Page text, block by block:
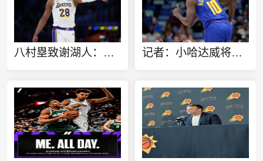
八村塁致谢湖人：感谢这三年的支持 我将永远铭记一起创造的回忆 记者：小哈达威将在热火身穿10号 老哈达威已改变主意同意让号